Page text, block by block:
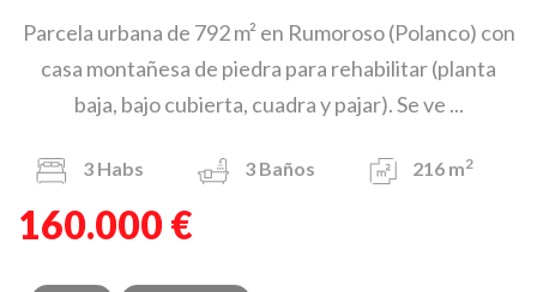
Parcela urbana de 792 m² en Rumoroso (Polanco) con
casa montañesa de piedra para rehabilitar (planta
baja, bajo cubierta, cuadra y pajar). Se ve ...
3 Habs 3 Baños 216 m2
160.000 €